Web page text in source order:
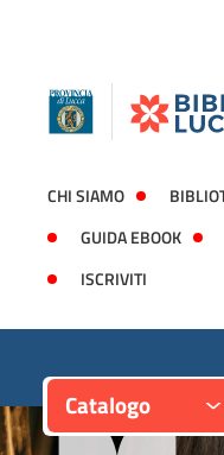
CHI SIAMO
GUIDA EBOOK
ISCRIVITI
Catalogo